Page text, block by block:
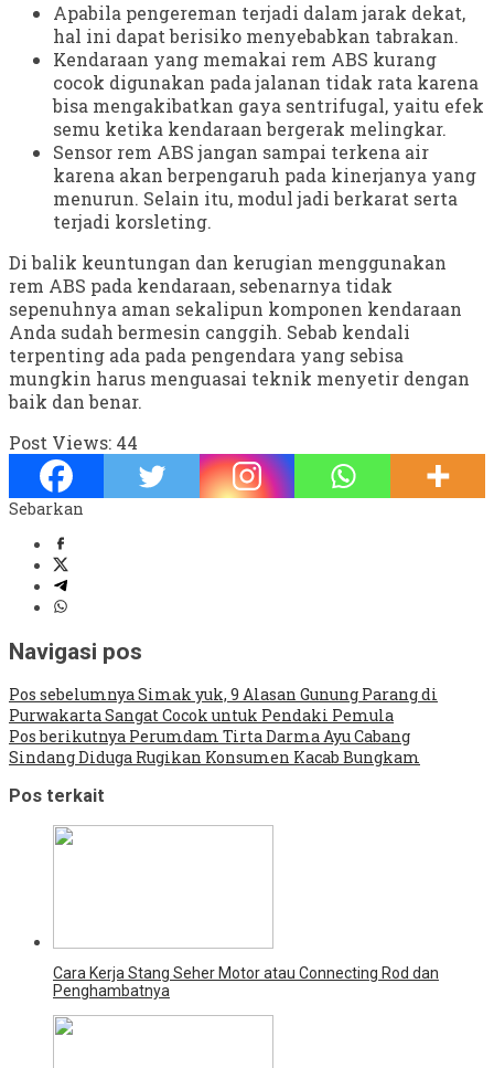
Apabila pengereman terjadi dalam jarak dekat,
hal ini dapat berisiko menyebabkan tabrakan.
Kendaraan yang memakai rem ABS kurang
cocok digunakan pada jalanan tidak rata karena
bisa mengakibatkan gaya sentrifugal, yaitu efek
semu ketika kendaraan bergerak melingkar.
Sensor rem ABS jangan sampai terkena air
karena akan berpengaruh pada kinerjanya yang
menurun. Selain itu, modul jadi berkarat serta
terjadi korsleting.
Di balik keuntungan dan kerugian menggunakan
rem ABS pada kendaraan, sebenarnya tidak
sepenuhnya aman sekalipun komponen kendaraan
Anda sudah bermesin canggih. Sebab kendali
terpenting ada pada pengendara yang sebisa
mungkin harus menguasai teknik menyetir dengan
baik dan benar.
Post Views: 44
Sebarkan
Navigasi pos
Pos sebelumnyaSimak yuk, 9 Alasan Gunung Parang di
Purwakarta Sangat Cocok untuk Pendaki Pemula
Pos berikutnya Perumdam Tirta Darma Ayu Cabang
Sindang Diduga Rugikan Konsumen Kacab Bungkam
Pos terkait
Cara Kerja Stang Seher Motor atau Connecting Rod dan
Penghambatnya